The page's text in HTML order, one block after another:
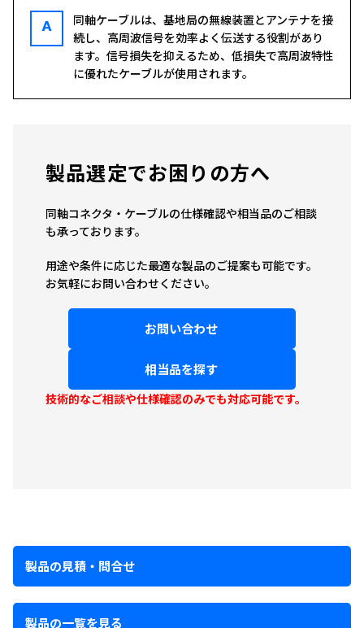
A
同軸ケーブルは、基地局の無線装置とアンテナを接
続し、高周波信号を効率よく伝送する役割があり
ます。信号損失を抑えるため、低損失で高周波特性
に優れたケーブルが使用されます。
製品選定でお困りの方へ
同軸コネクタ・ケーブルの仕様確認や相当品のご相談
も承っております。
用途や条件に応じた最適な製品のご提案も可能です。
お気軽にお問い合わせください。
お問い合わせ
相当品を探す
技術的なご相談や仕様確認のみでも対応可能です。
製品の見積・問合せ
製品の一覧を見る